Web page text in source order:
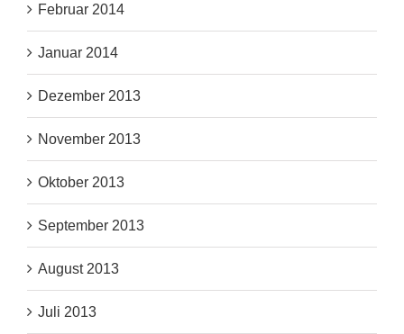
Februar 2014
Januar 2014
Dezember 2013
November 2013
Oktober 2013
September 2013
August 2013
Juli 2013